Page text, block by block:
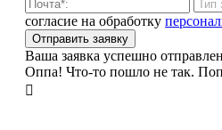
согласие на обработку
Ваша заявка успешно
Оппа! Что-то пошло не так.
